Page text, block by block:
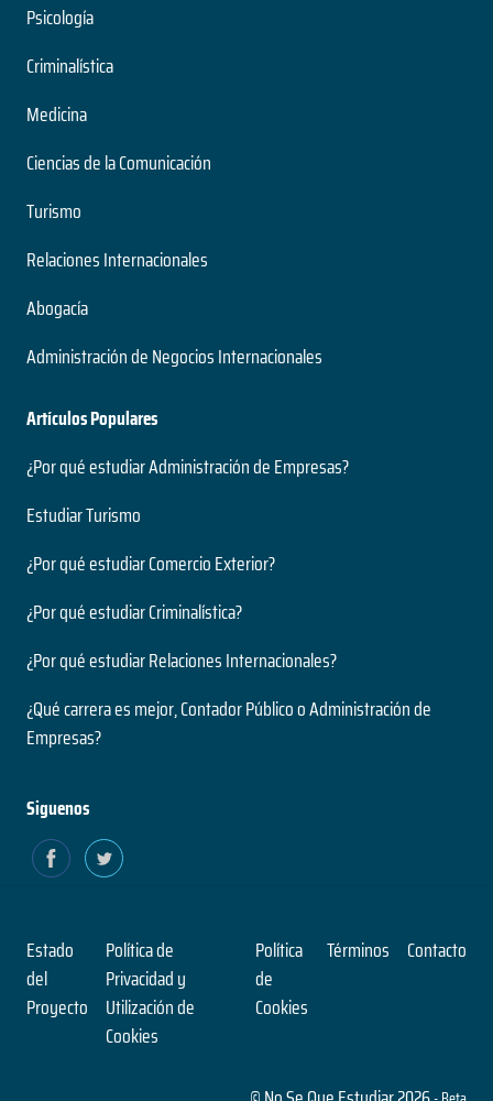
Psicología
Criminalística
Medicina
Ciencias de la Comunicación
Turismo
Relaciones Internacionales
Abogacía
Administración de Negocios Internacionales
Artículos Populares
¿Por qué estudiar Administración de Empresas?
Estudiar Turismo
¿Por qué estudiar Comercio Exterior?
¿Por qué estudiar Criminalística?
¿Por qué estudiar Relaciones Internacionales?
¿Qué carrera es mejor, Contador Público o Administración de
Empresas?
Siguenos
Estado
del
Proyecto
Política de
Privacidad y
Utilización de
Cookies
Política
de
Cookies
Términos Contacto